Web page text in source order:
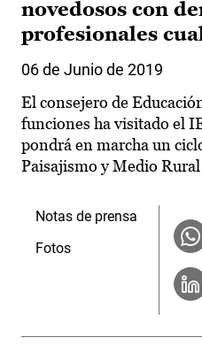
novedosos con
profesionales
06 de Junio de 2019
El consejero de
funciones ha visitado el
pondrá en marcha un
Paisajismo y Medio Rural
Notas de prensa
Fotos